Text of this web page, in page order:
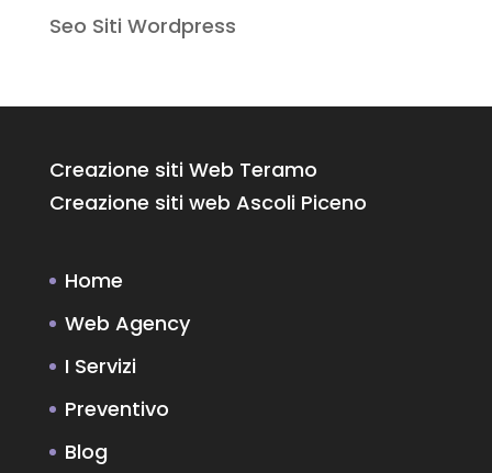
Seo Siti Wordpress
Creazione siti Web Teramo
Creazione siti web Ascoli Piceno
Home
Web Agency
I Servizi
Preventivo
Blog